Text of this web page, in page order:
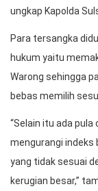
ungkap Kapolda
Para tersangka
hukum yaitu
Warong sehingga
bebas memilih
“Selain itu ada
mengurangi indeks
yang tidak sesuai
kerugian besar,”